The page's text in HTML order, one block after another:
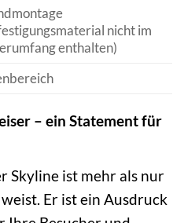
nicht im
enthalten)
– ein Statement für
Skyline ist mehr als nur
Er ist ein Ausdruck